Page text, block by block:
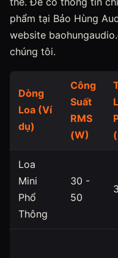
phẩm tại Bảo Hùng
website
chúng tôi.
Dòng
Loa (Ví
dụ)
Công
Suất
RMS
(W)
Loa
Mini
Phổ
Thông
30 -
50